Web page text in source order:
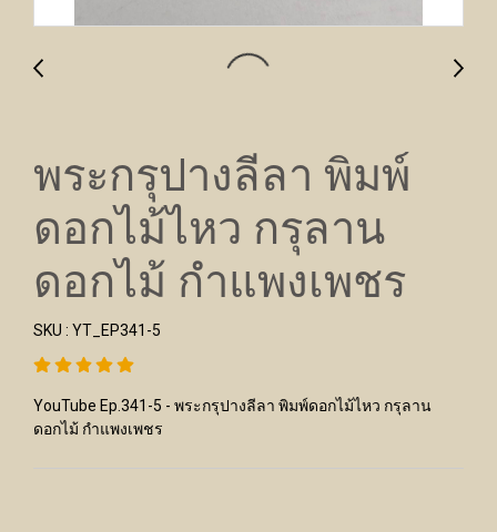
พระกรุปางลีลา พิมพ์
ดอกไม้ไหว กรุลาน
ดอกไม้ กำแพงเพชร
SKU : YT_EP341-5
YouTube Ep.341-5 - พระกรุปางลีลา พิมพ์ดอกไม้ไหว กรุลาน
ดอกไม้ กำแพงเพชร